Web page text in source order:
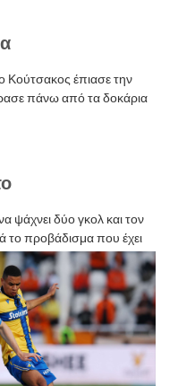
Κούτσακος έπιασε την
πάνω από τα δοκάρια
ψάχνει δύο γκολ και τον
το προβάδισμα που έχει